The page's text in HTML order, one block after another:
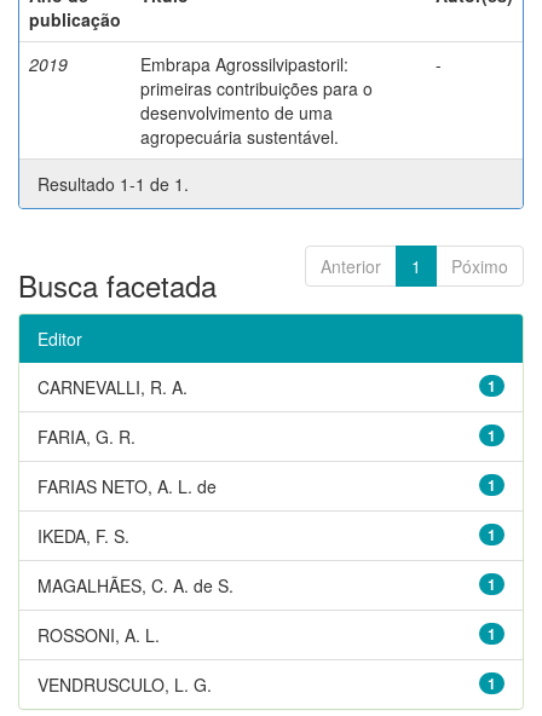
publicação
2019
Embrapa Agrossilvipastoril:
primeiras contribuições para o
desenvolvimento de uma
agropecuária sustentável.
-
Resultado 1-1 de 1.
Anterior 1 Póximo
Busca facetada
Editor
1
CARNEVALLI, R. A.
1
FARIA, G. R.
1
FARIAS NETO, A. L. de
1
IKEDA, F. S.
1
MAGALHÃES, C. A. de S.
1
ROSSONI, A. L.
1
VENDRUSCULO, L. G.